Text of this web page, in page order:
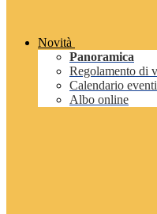
Novità
Panoramica
Regolamento di
Calendario eventi
Albo online